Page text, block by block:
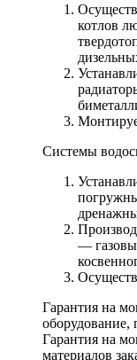
котлов
Системы
—
Гарантия на
оборудование,
Гарантия на
материалов